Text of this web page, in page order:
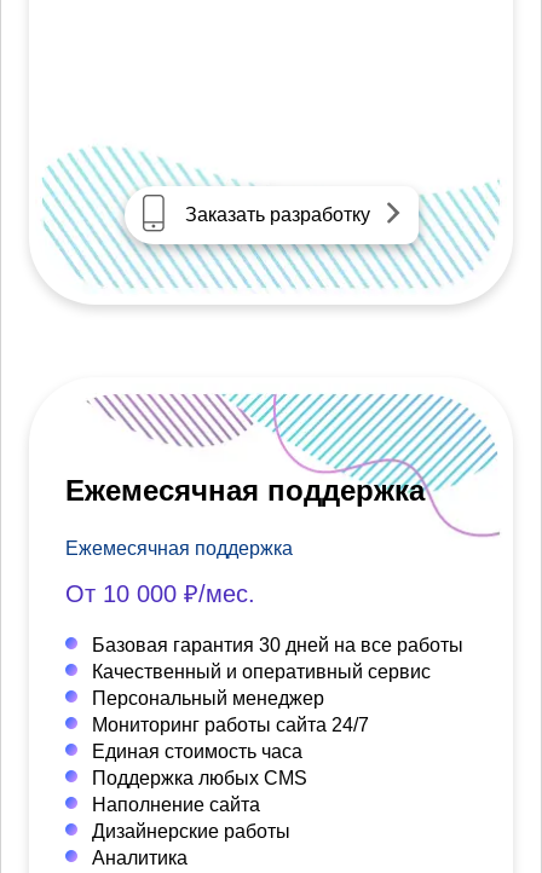
Заказать разработку
Ежемесячная поддержка
Ежемесячная поддержка
От 10 000 ₽/мес.
Базовая гарантия 30 дней на все работы
Качественный и оперативный сервис
Персональный менеджер
Мониторинг работы сайта 24/7
Единая стоимость часа
Поддержка любых CMS
Наполнение сайта
Дизайнерские работы
Аналитика